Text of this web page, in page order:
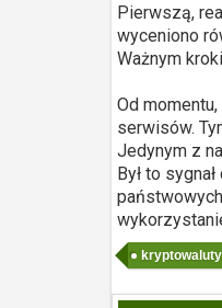
Pierwszą,
wyceniono
Ważnym
Od
serwisów.
Jedynym z
Był to
kryptowaluty